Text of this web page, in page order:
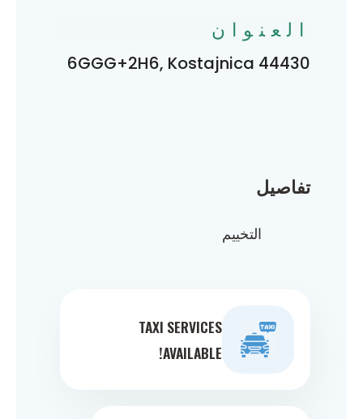
تفاصيل
التخييم
TAXI SERVICES
AVAILABLE!
العنوان
6GGG+2H6, Kostajnica 44430